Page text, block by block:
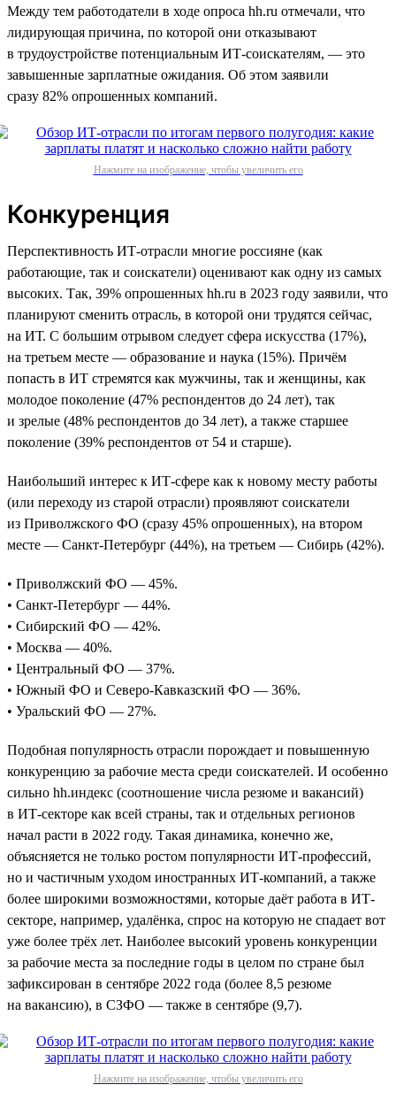
Между тем работодатели в ходе опроса hh.ru отмечали, что
лидирующая причина, по которой они отказывают
в трудоустройстве потенциальным ИТ-соискателям, — это
завышенные зарплатные ожидания. Об этом заявили
сразу 82% опрошенных компаний.
Нажмите на изображение, чтобы увеличить его
Конкуренция
Перспективность ИТ-отрасли многие россияне (как
работающие, так и соискатели) оценивают как одну из самых
высоких. Так, 39% опрошенных hh.ru в 2023 году заявили, что
планируют сменить отрасль, в которой они трудятся сейчас,
на ИТ. С большим отрывом следует сфера искусства (17%),
на третьем месте — образование и наука (15%). Причём
попасть в ИТ стремятся как мужчины, так и женщины, как
молодое поколение (47% респондентов до 24 лет), так
и зрелые (48% респондентов до 34 лет), а также старшее
поколение (39% респондентов от 54 и старше).
Наибольший интерес к ИТ-сфере как к новому месту работы
(или переходу из старой отрасли) проявляют соискатели
из Приволжского ФО (сразу 45% опрошенных), на втором
месте — Санкт-Петербург (44%), на третьем — Сибирь (42%).
• Приволжский ФО — 45%.
• Санкт-Петербург — 44%.
• Сибирский ФО — 42%.
• Москва — 40%.
• Центральный ФО — 37%.
• Южный ФО и Северо-Кавказский ФО — 36%.
• Уральский ФО — 27%.
Подобная популярность отрасли порождает и повышенную
конкуренцию за рабочие места среди соискателей. И особенно
сильно hh.индекс (соотношение числа резюме и вакансий)
в ИТ-секторе как всей страны, так и отдельных регионов
начал расти в 2022 году. Такая динамика, конечно же,
объясняется не только ростом популярности ИТ-профессий,
но и частичным уходом иностранных ИТ-компаний, а также
более широкими возможностями, которые даёт работа в ИТ-
секторе, например, удалёнка, спрос на которую не спадает вот
уже более трёх лет. Наиболее высокий уровень конкуренции
за рабочие места за последние годы в целом по стране был
зафиксирован в сентябре 2022 года (более 8,5 резюме
на вакансию), в СЗФО — также в сентябре (9,7).
Нажмите на изображение, чтобы увеличить его